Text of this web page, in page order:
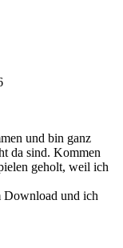
und bin ganz
da sind. Kommen
geholt, weil ich
Download und ich